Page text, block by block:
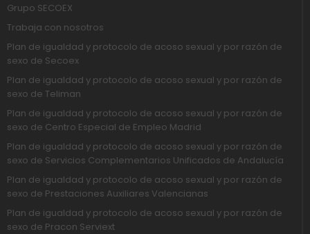
Grupo SECOEX
Trabaja con nosotros
Plan de igualdad y protocolo de acoso sexual y por razón de
sexo de Secoex
Plan de igualdad y protocolo de acoso sexual y por razón de
sexo de Teliman
Plan de igualdad y protocolo de acoso sexual y por razón de
sexo de Centro Especial de Empleo Madrid
Plan de igualdad y protocolo de acoso sexual y por razón de
sexo de Servicios Complementarios Unificados de Andalucía
Plan de igualdad y protocolo de acoso sexual y por razón de
sexo de Prestaciones Auxiliares Valencianas
Plan de igualdad y protocolo de acoso sexual y por razón de
sexo de Pracon Serviext